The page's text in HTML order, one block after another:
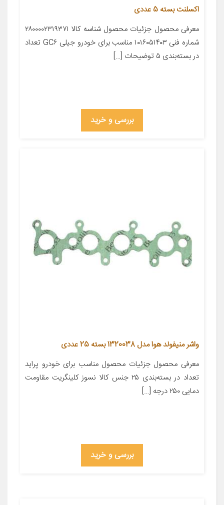
اکسلنت بسته 5 عددی
معرفی محصول جزئیات محصول شناسه کالا ۲۸۰۰۰۰۲۳۱۹۳۷۱
شماره فنی ۱۰۱۶۰۵۱۴۰۳ مناسب برای خودرو جیلی GC۶ تعداد
در بسته‌بندی ۵ توضیحات […]
بررسی و خرید
واشر منیفولد هوا مدل 1320038 بسته 25 عددی
معرفی محصول جزئیات محصول مناسب برای خودرو پراید
تعداد در بسته‌بندی ۲۵ جنس کالا نسوز کلینگریت مقاومت
دمایی ۲۵۰ درجه […]
بررسی و خرید